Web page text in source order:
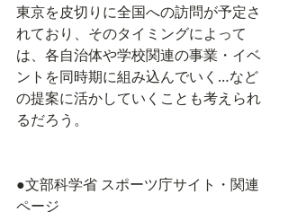
東京を皮切りに全国への訪問が予定さ
れており、そのタイミングによって
は、各自治体や学校関連の事業・イベ
ントを同時期に組み込んでいく…など
の提案に活かしていくことも考えられ
るだろう。
●文部科学省 スポーツ庁サイト・関連
ページ